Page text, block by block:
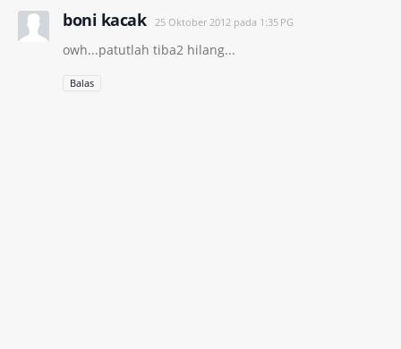
boni kacak 25 Oktober 2012 pada 1:35 PG
owh...patutlah tiba2 hilang...
Balas